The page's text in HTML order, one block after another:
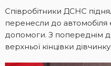
Співробітники ДСНС
перенесли до автомобіля
допомоги. З попереднім
верхньої кінцівки